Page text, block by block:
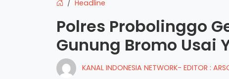
Headline
Polres Probolinggo
Gunung Bromo Usai
KANAL INDONESIA NETWORK- EDITOR :